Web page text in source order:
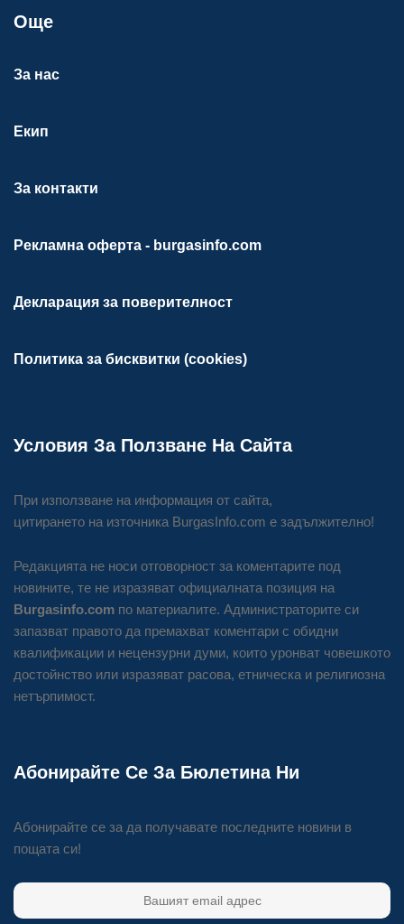
Още
За нас
Екип
За контакти
Рекламна оферта - burgasinfo.com
Декларация за поверителност
Политика за бисквитки (cookies)
Условия За Ползване На Сайта
При използване на информация от сайта,
цитирането на източника BurgasInfo.com е задължително!
Редакцията не носи отговорност за коментарите под
новините, те не изразяват официалната позиция на
Burgasinfo.com по материалите. Администраторите си
запазват правото да премахват коментари с обидни
квалификации и нецензурни думи, които уронват човешкото
достойнство или изразяват расова, етническа и религиозна
нетърпимост.
Абонирайте Се За Бюлетина Ни
Абонирайте се за да получавате последните новини в
пощата си!